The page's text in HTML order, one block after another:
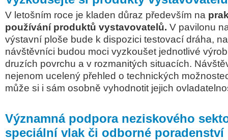
V letošním roce je kladen důraz především na
používání produktů vystavovatelů. V pavilonu
výstavní ploše bude k dispozici testovací dráha,
návštěvníci budou moci vyzkoušet jednotlivé
druzích povrchu a v rozmanitých situacích.
nejenom ucelený přehled o technických
může si i sám osobně vyhodnotit jejich
Významná podpora neziskového
speciální vlak či odborné poradenství